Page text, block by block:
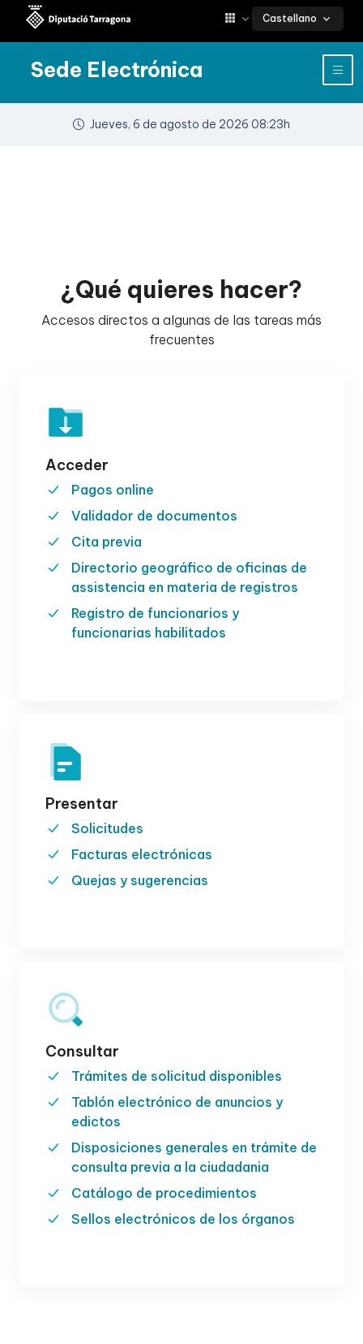
Castellano
Sede Electrónica
Jueves, 6 de agosto de 2026 08:23h
¿Qué quieres hacer?
Accesos directos a algunas de las tareas más
frecuentes
Acceder
Pagos online
Validador de documentos
Cita previa
Directorio geográfico de oficinas de
assistencia en materia de registros
Registro de funcionarios y
funcionarias habilitados
Presentar
Solicitudes
Facturas electrónicas
Quejas y sugerencias
Consultar
Trámites de solicitud disponibles
Tablón electrónico de anuncios y
edictos
Disposiciones generales en trámite de
consulta previa a la ciudadania
Catálogo de procedimientos
Sellos electrónicos de los órganos